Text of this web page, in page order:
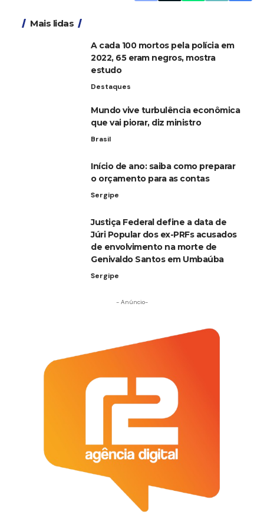
Mais lidas
A cada 100 mortos pela polícia em
2022, 65 eram negros, mostra
estudo
Destaques
Mundo vive turbulência econômica
que vai piorar, diz ministro
Brasil
Início de ano: saiba como preparar
o orçamento para as contas
Sergipe
Justiça Federal define a data de
Júri Popular dos ex-PRFs acusados
de envolvimento na morte de
Genivaldo Santos em Umbaúba
Sergipe
- Anúncio-